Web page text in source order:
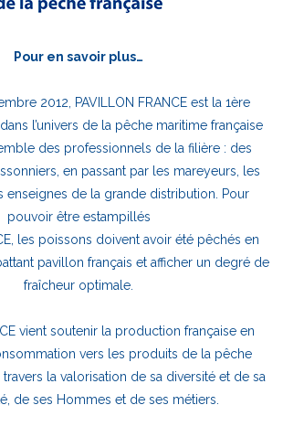
Pour en savoir plus…
2012, PAVILLON FRANCE est la 1ère
l’univers de la pêche maritime française
des professionnels de la filière : des
en passant par les mareyeurs, les
enseignes de la grande distribution. Pour
pouvoir être estampillés
les poissons doivent avoir été pêchés en
pavillon français et afficher un degré de
fraîcheur optimale.
vient soutenir la production française en
vers les produits de la pêche
travers la valorisation de sa diversité et de sa
de ses Hommes et de ses métiers.